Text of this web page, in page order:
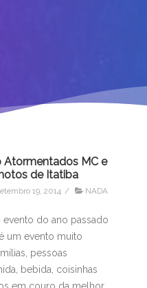
Atormentados MC e
de Itatiba
19, 2014 / NADA
evento do ano passado
um evento muito
pessoas
bebida, coisinhas
em couro da melhor